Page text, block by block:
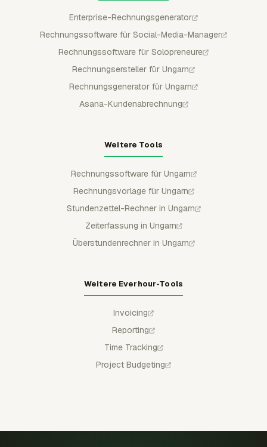
Enterprise-Rechnungsgenerator
Rechnungssoftware für Social-Media-Manager
Rechnungssoftware für Solopreneure
Rechnungsersteller für Ungarn
Rechnungsgenerator für Ungarn
Asana-Kundenabrechnung
Weitere Tools
Rechnungssoftware für Ungarn
Rechnungsvorlage für Ungarn
Stundenzettel-Rechner in Ungarn
Zeiterfassung in Ungarn
Überstundenrechner in Ungarn
Weitere Everhour-Tools
Invoicing
Reporting
Time Tracking
Project Budgeting